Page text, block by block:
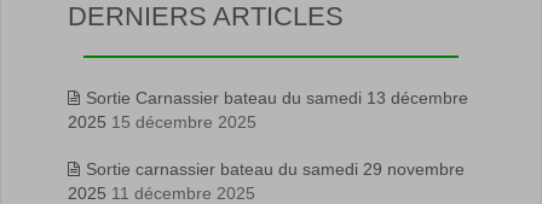
DERNIERS ARTICLES
Sortie Carnassier bateau du samedi 13 décembre
2025 15 décembre 2025
Sortie carnassier bateau du samedi 29 novembre
2025 11 décembre 2025